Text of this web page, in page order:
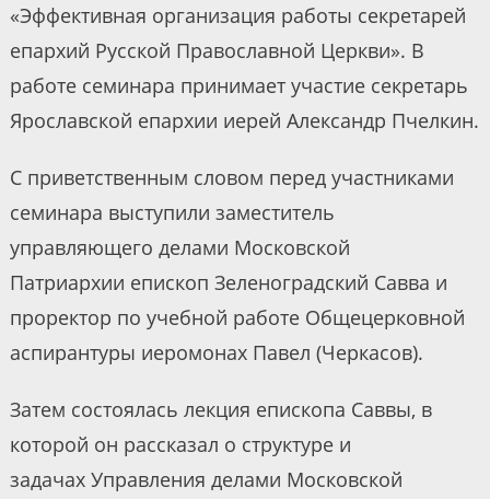
«Эффективная организация работы секретарей
епархий Русской Православной Церкви». В
работе семинара принимает участие секретарь
Ярославской епархии иерей Александр Пчелкин.
С приветственным словом перед участниками
семинара выступили заместитель
управляющего делами Московской
Патриархии епископ Зеленоградский Савва и
проректор по учебной работе Общецерковной
аспирантуры иеромонах Павел (Черкасов).
Затем состоялась лекция епископа Саввы, в
которой он рассказал о структуре и
задачах Управления делами Московской